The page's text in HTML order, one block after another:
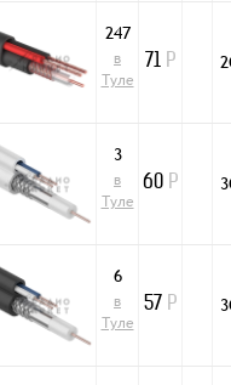
247
в
Туле
71 Р
3
в
Туле
60 Р
6
в
Туле
57 Р